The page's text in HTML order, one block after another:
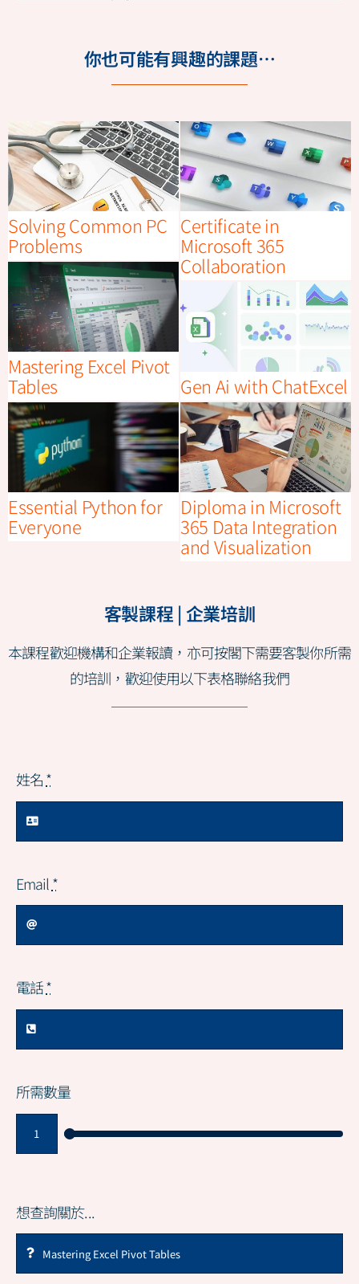
你也可能有興趣的課題…
Solving Common PC
Problems
Certificate in
Microsoft 365
Collaboration
Mastering Excel Pivot
Tables Gen Ai with ChatExcel
Essential Python for
Everyone
Diploma in Microsoft
365 Data Integration
and Visualization
客製課程 | 企業培訓
本課程歡迎機構和企業報讀，亦可按閣下需要客製你所需
的培訓，歡迎使用以下表格聯絡我們
姓名*
Email *
電話*
所需數量
想查詢關於...